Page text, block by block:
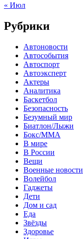
« Июл
Рубрики
Автоновости
Автособытия
Автоспорт
Автоэксперт
Актеры
Аналитика
Баскетбол
Безопасность
Безумный мир
Биатлон/Лыжи
Бокс/MMA
В мире
В России
Вещи
Военные новости
Волейбол
Гаджеты
Дети
Дом и сад
Еда
Звёзды
Здоровье